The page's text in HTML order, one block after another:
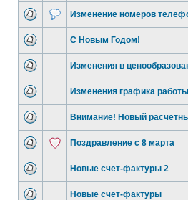
Изменение номеров
C Новым Годом!
Изменения в
Изменения графика
Внимание! Новый
Поздравление с 8 марта
Новые счет-фактуры 2
Новые счет-фактуры